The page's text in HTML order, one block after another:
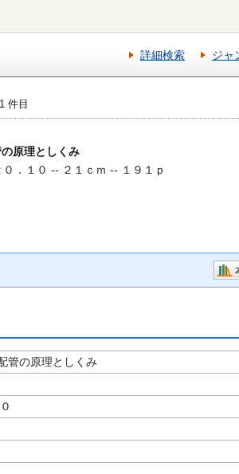
詳細検索 ジャ
件目
原理としくみ
．１０ -- ２１ｃｍ -- １９１ｐ
管の原理としくみ